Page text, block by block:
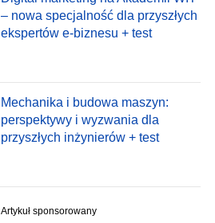
– nowa specjalność dla przyszłych
ekspertów e-biznesu + test
Mechanika i budowa maszyn:
perspektywy i wyzwania dla
przyszłych inżynierów + test
Artykuł sponsorowany